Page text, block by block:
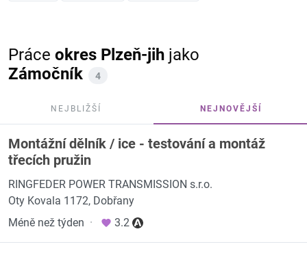
Práce okres Plzeň-jih jako
Zámočník
4
NEJBLIŽŠÍ NEJNOVĚJŠÍ
Montážní dělník / ice - testování a montáž
třecích pružin
RINGFEDER POWER TRANSMISSION s.r.o.
Oty Kovala 1172, Dobřany
Méně než týden · 3.2